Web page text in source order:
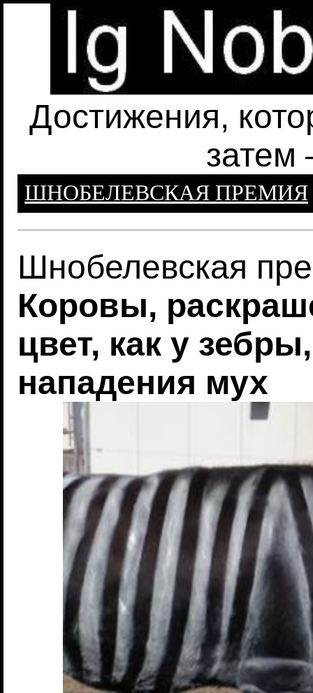
Достижения,
затем
ШНОБЕЛЕВСКАЯ ПРЕМИЯ
Шнобелевская
Коровы,
цвет, как у
нападения мух